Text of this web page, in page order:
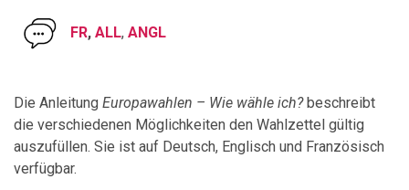
FR, ALL, ANGL
Die Anleitung Europawahlen – Wie wähle ich?beschreibt
die verschiedenen Möglichkeiten den Wahlzettel gültig
auszufüllen. Sie ist auf Deutsch, Englisch und Französisch
verfügbar.